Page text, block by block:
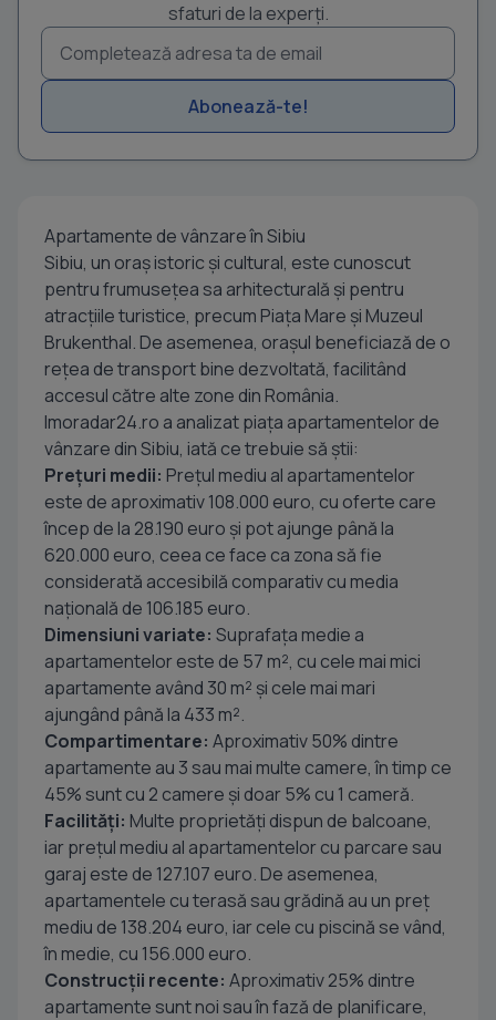
sfaturi de la experți.
Abonează-te!
Apartamente de vânzare în Sibiu
Sibiu, un oraș istoric și cultural, este cunoscut
pentru frumusețea sa arhitecturală și pentru
atracțiile turistice, precum Piața Mare și Muzeul
Brukenthal. De asemenea, orașul beneficiază de o
rețea de transport bine dezvoltată, facilitând
accesul către alte zone din România.
Imoradar24.ro a analizat piața apartamentelor de
vânzare din Sibiu, iată ce trebuie să știi:
Prețuri medii: Prețul mediu al apartamentelor
este de aproximativ 108.000 euro, cu oferte care
încep de la 28.190 euro și pot ajunge până la
620.000 euro, ceea ce face ca zona să fie
considerată accesibilă comparativ cu media
națională de 106.185 euro.
Dimensiuni variate: Suprafața medie a
apartamentelor este de 57 m², cu cele mai mici
apartamente având 30 m² și cele mai mari
ajungând până la 433 m².
Compartimentare: Aproximativ 50% dintre
apartamente au 3 sau mai multe camere, în timp ce
45% sunt cu 2 camere și doar 5% cu 1 cameră.
Facilități: Multe proprietăți dispun de balcoane,
iar prețul mediu al apartamentelor cu parcare sau
garaj este de 127.107 euro. De asemenea,
apartamentele cu terasă sau grădină au un preț
mediu de 138.204 euro, iar cele cu piscină se vând,
în medie, cu 156.000 euro.
Construcții recente: Aproximativ 25% dintre
apartamente sunt noi sau în fază de planificare,